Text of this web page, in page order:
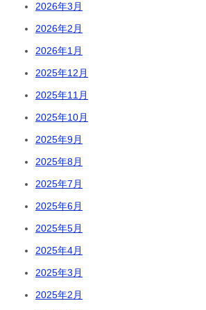
2026年3月
2026年2月
2026年1月
2025年12月
2025年11月
2025年10月
2025年9月
2025年8月
2025年7月
2025年6月
2025年5月
2025年4月
2025年3月
2025年2月